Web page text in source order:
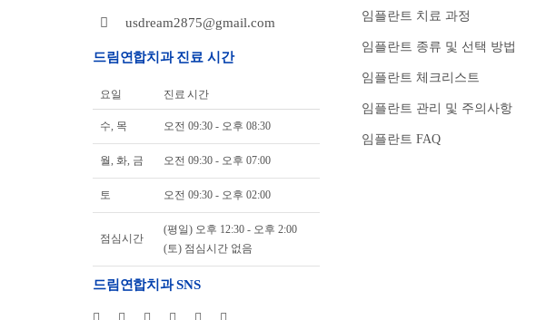
usdream2875@gmail.com
드림연합치과 진료 시간
요일 진료 시간
수, 목 오전 09:30 - 오후 08:30
월, 화, 금 오전 09:30 - 오후 07:00
토 오전 09:30 - 오후 02:00
점심시간
(평일) 오후 12:30 - 오후 2:00
(토) 점심시간 없음
드림연합치과 SNS
임플란트 치료 과정
임플란트 종류 및 선택 방법
임플란트 체크리스트
임플란트 관리 및 주의사항
임플란트 FAQ